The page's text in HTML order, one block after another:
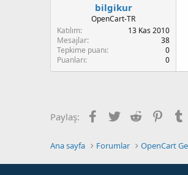
bilgikur
OpenCart-TR
Katılım
13 Kas 2010
Mesajlar
38
Tepkime puanı
0
Puanları
0
Paylaş: Facebook
Twitter Reddit
Ana sayfa Forumlar OpenCart